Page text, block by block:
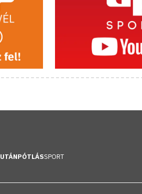
UTÁNPÓTLÁSSPORT